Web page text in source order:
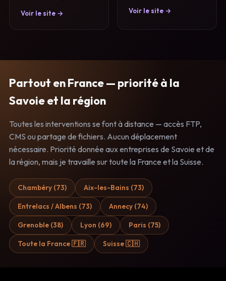
Voir le site → Voir le site →
Partout en France — priorité à la
Savoie et la région
Toutes les interventions se font à distance — accès FTP,
CMS ou partage de fichiers. Aucun déplacement
nécessaire. Priorité donnée aux entreprises de Savoie et de
la région, mais je travaille sur toute la France et la Suisse.
Chambéry (73) Aix-les-Bains (73)
Entrelacs / Albens (73) Annecy (74)
Grenoble (38) Lyon (69) Paris (75)
Toute la France 🇫🇷 Suisse 🇨🇭